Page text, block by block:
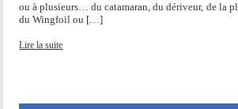
ou à plusieurs… du catamaran, du dériveur, de la
du Wingfoil ou […]
Lire la suite